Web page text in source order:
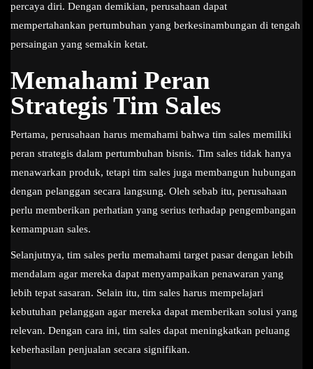
percaya diri. Dengan demikian, perusahaan dapat
mempertahankan pertumbuhan yang berkesinambungan di tengah
persaingan yang semakin ketat.
Memahami Peran
Strategis Tim Sales
Pertama, perusahaan harus memahami bahwa tim sales memiliki
peran strategis dalam pertumbuhan bisnis. Tim sales tidak hanya
menawarkan produk, tetapi tim sales juga membangun hubungan
dengan pelanggan secara langsung. Oleh sebab itu, perusahaan
perlu memberikan perhatian yang serius terhadap pengembangan
kemampuan sales.
Selanjutnya, tim sales perlu memahami target pasar dengan lebih
mendalam agar mereka dapat menyampaikan penawaran yang
lebih tepat sasaran. Selain itu, tim sales harus mempelajari
kebutuhan pelanggan agar mereka dapat memberikan solusi yang
relevan. Dengan cara ini, tim sales dapat meningkatkan peluang
keberhasilan penjualan secara signifikan.